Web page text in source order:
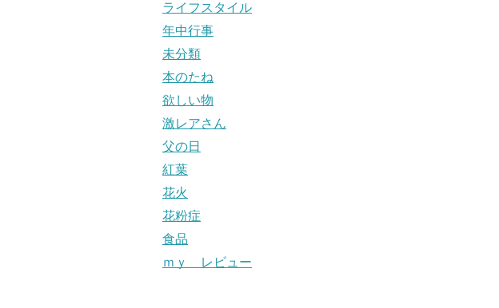
ライフスタイル
年中行事
未分類
本のたね
欲しい物
激レアさん
父の日
紅葉
花火
花粉症
食品
ｍｙ レビュー